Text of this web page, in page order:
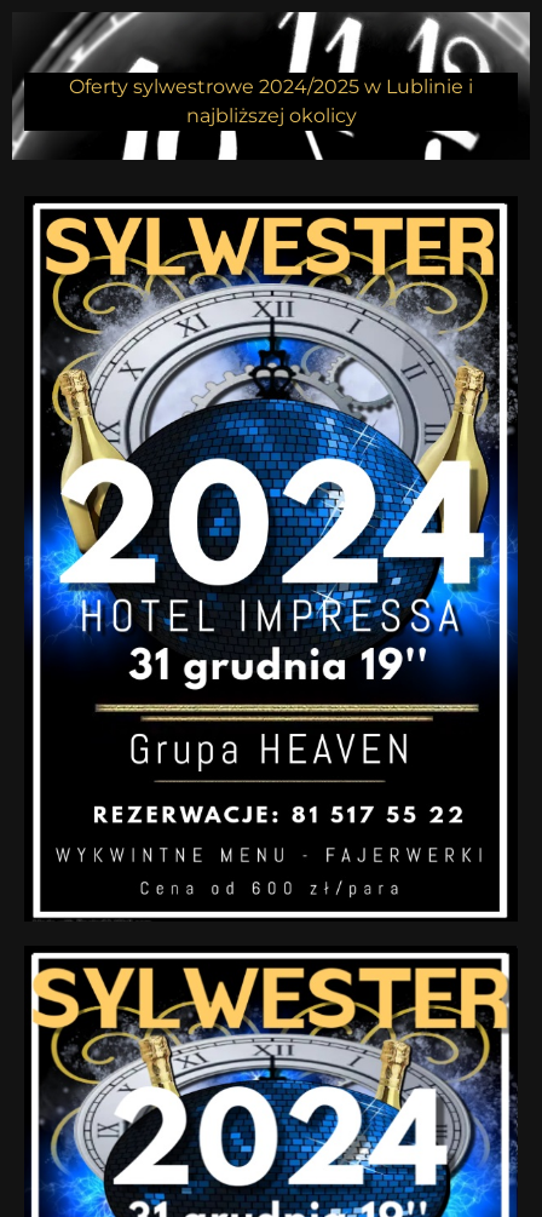
Oferty sylwestrowe 2024/2025 w Lublinie i
najbliższej okolicy